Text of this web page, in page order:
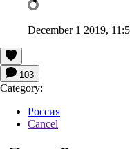
December 1 2019,
103
Category:
Россия
Cancel